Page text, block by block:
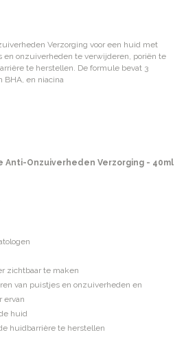
Verzorging voor een huid met
en onzuiverheden te verwijderen, poriën te
te herstellen. De formule bevat 3
BHA, en niacina
Anti-Onzuiverheden Verzorging - 40ml
zichtbaar te maken
van puistjes en onzuiverheden en
ervan
huid
huidbarrière te herstellen